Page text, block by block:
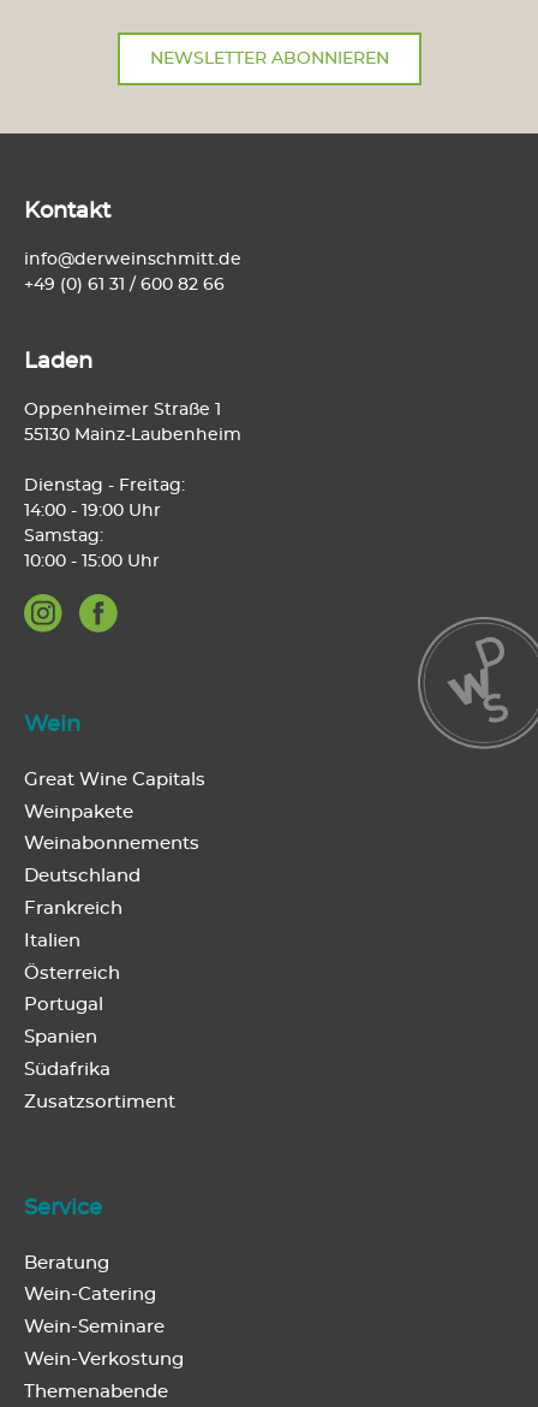
NEWSLETTER ABONNIEREN
Wein
Great Wine Capitals
Weinpakete
Weinabonnements
Deutschland
Frankreich
Italien
Österreich
Portugal
Spanien
Südafrika
Zusatzsortiment
Service
Beratung
Wein-Catering
Wein-Seminare
Wein-Verkostung
Themenabende
Kontakt
info@derweinschmitt.de
+49 (0) 61 31 / 600 82 66
Laden
Oppenheimer Straße 1
55130 Mainz-Laubenheim
Dienstag - Freitag:
14:00 - 19:00 Uhr
Samstag:
10:00 - 15:00 Uhr